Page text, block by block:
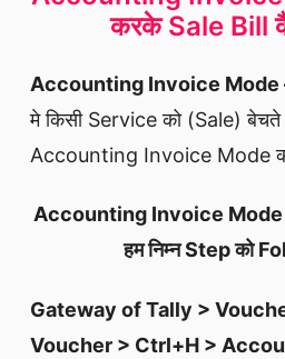
करके Sale Bill
Accounting Invoice Mode
मे किसी Service को (Sale)
Accounting Invoice Mode
Accounting Invoice Mode
हम निम्न Step को
Gateway of Tally >
Voucher > Ctrl+H >